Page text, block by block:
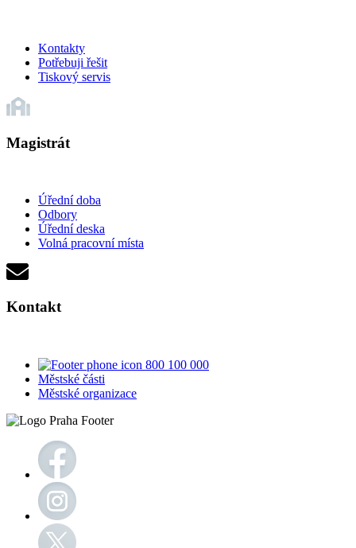
Kontakty
Potřebuji řešit
Tiskový servis
Magistrát
Úřední doba
Odbory
Úřední deska
Volná pracovní místa
Kontakt
800 100 000
Městské části
Městské organizace